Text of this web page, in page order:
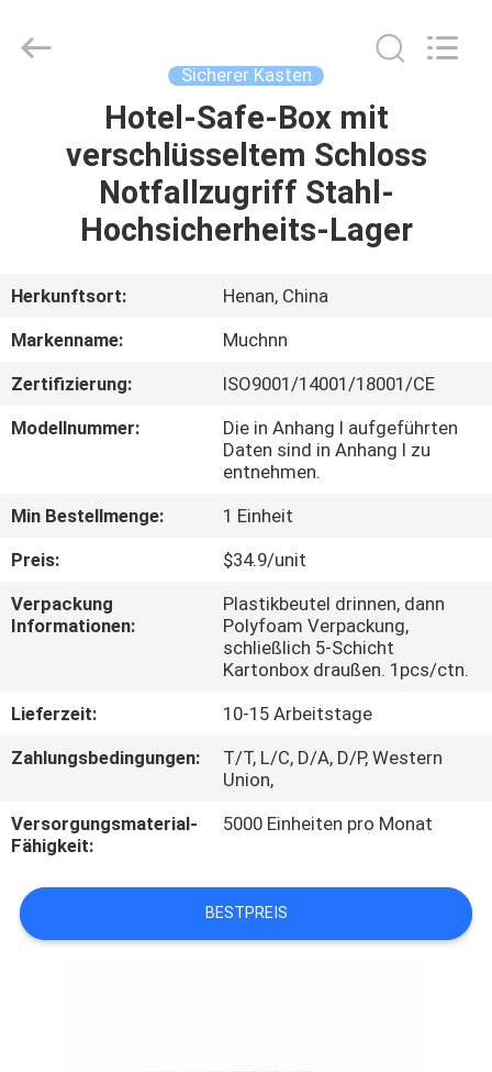
PRODUKTE
UNS
AUSFLUG
QUALITÄTSKONTROLLE
TRETEN
MIT
VERBINDUNG
SIE
EIN
Rights
Sicherer Kasten
Hotel-Safe-Box mit
verschlüsseltem Schloss
Notfallzugriff Stahl-
Hochsicherheits-Lager
Herkunftsort:
Henan, China
Markenname:
Muchnn
Zertifizierung:
ISO9001/14001/18001/CE
Modellnummer:
Die in Anhang I aufgeführten
Daten sind in Anhang I zu
entnehmen.
Min Bestellmenge:
1 Einheit
Preis:
$34.9/unit
Verpackung
Informationen:
Plastikbeutel drinnen, dann
Polyfoam Verpackung,
schließlich 5-Schicht
Kartonbox draußen. 1pcs/ctn.
Lieferzeit:
10-15 Arbeitstage
Zahlungsbedingungen:
T/T, L/C, D/A, D/P, Western
Union,
Versorgungsmaterial-
Fähigkeit:
5000 Einheiten pro Monat
BESTPREIS